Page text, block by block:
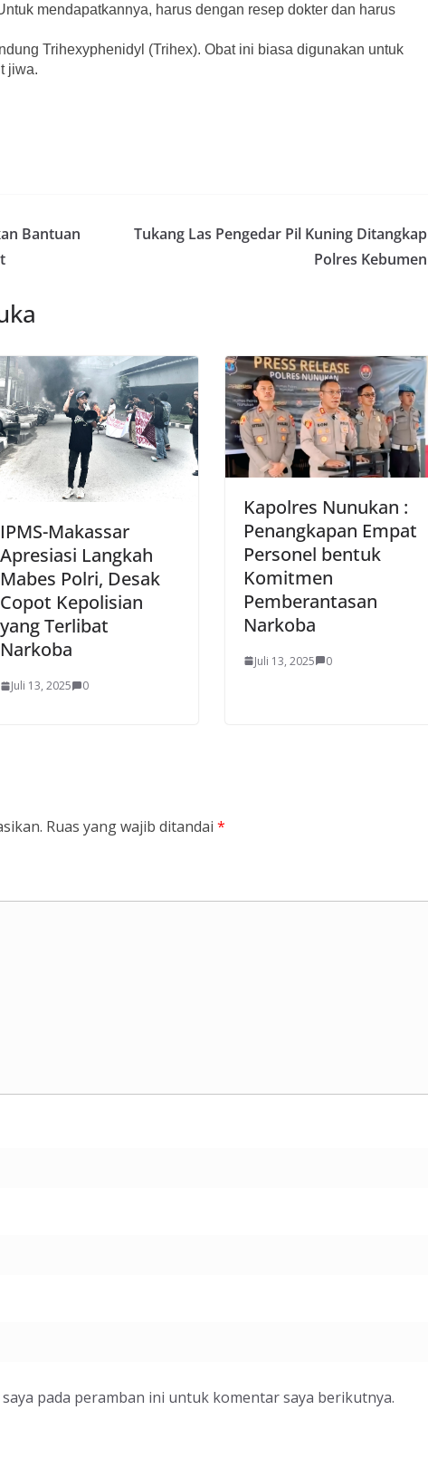
mendapatkannya, harus dengan resep dokter dan harus
Trihexyphenidyl (Trihex). Obat ini biasa digunakan untuk
jiwa.
Bantuan
Tukang Las Pengedar Pil Kuning Ditangkap
Polres Kebumen
IPMS-Makassar
Apresiasi Langkah
Mabes Polri, Desak
Copot Kepolisian
yang Terlibat
Narkoba
Juli 13, 2025 0
Kapolres Nunukan :
Penangkapan Empat
Personel bentuk
Komitmen
Pemberantasan
Narkoba
Juli 13, 2025 0
Ruas yang wajib ditandai *
pada peramban ini untuk komentar saya berikutnya.